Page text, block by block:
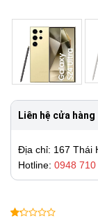
Liên hệ cửa hàng
Địa chỉ: 167 Thái
Hotline: 0948 710